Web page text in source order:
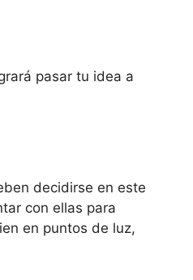
pasar tu idea a
decidirse en este
con ellas para
en puntos de luz,